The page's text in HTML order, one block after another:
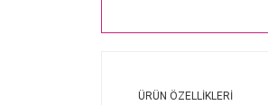
ÜRÜN ÖZELLİKLERİ